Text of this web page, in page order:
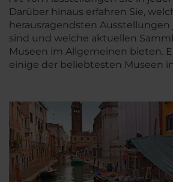
Darüber hinaus erfahren Sie,
herausragendsten Ausstellungen
sind und welche aktuellen
Museen im Allgemeinen bieten.
einige der beliebtesten Museen